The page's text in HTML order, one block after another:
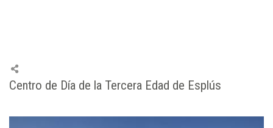
Centro de Día de la Tercera Edad de Esplús